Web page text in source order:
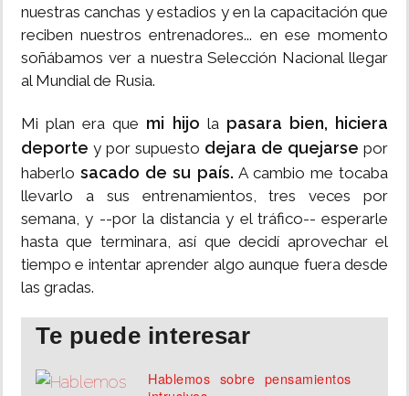
nuestras canchas y estadios y en la capacitación que
reciben nuestros entrenadores... en ese momento
soñábamos ver a nuestra Selección Nacional llegar
al Mundial de Rusia.
Mi plan era que mi hijo la pasara bien, hiciera
deporte y por supuesto dejara de quejarse por
haberlo sacado de su país. A cambio me tocaba
llevarlo a sus entrenamientos, tres veces por
semana, y --por la distancia y el tráfico-- esperarle
hasta que terminara, así que decidí aprovechar el
tiempo e intentar aprender algo aunque fuera desde
las gradas.
Te puede interesar
Hablemos sobre pensamientos